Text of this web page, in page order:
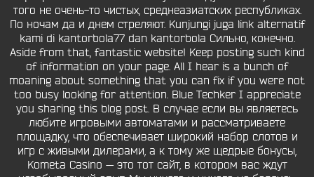
того не очень-то чистых, среднеазиатских республиках.
По ночам да и днем стреляют. Kunjungi juga link alternatif
kami di kantorbola77 dan kantorbola Сильно, конечно.
Aside from that, fantastic website! Keep posting such kind
of information on your page. All I hear is a bunch of
moaning about something that you can fix if you were not
too busy looking for attention. Blue Techker I appreciate
you sharing this blog post. В случае если вы являетесь
любите игровыми автоматами и рассматриваете
площадку, что обеспечивает широкий набор слотов и
игр с живыми дилерами, а к тому же щедрые бонусы,
Kometa Casino — это тот сайт, в котором вас ждут